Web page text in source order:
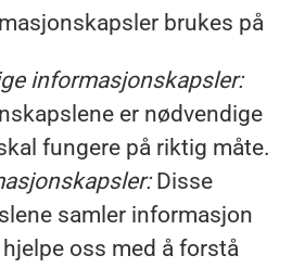
brukes på
informasjonskapsler:
er nødvendige
fungere på riktig måte.
Disse
samler informasjon
oss med å forstå